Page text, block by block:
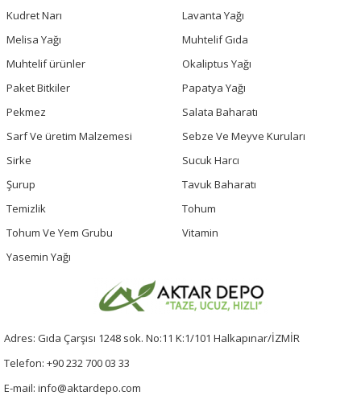
Kudret Narı
Lavanta Yağı
Melisa Yağı
Muhtelif Gıda
Muhtelif ürünler
Okaliptus Yağı
Paket Bitkiler
Papatya Yağı
Pekmez
Salata Baharatı
Sarf Ve üretim Malzemesi
Sebze Ve Meyve Kuruları
Sirke
Sucuk Harcı
Şurup
Tavuk Baharatı
Temizlik
Tohum
Tohum Ve Yem Grubu
Vitamin
Yasemin Yağı
Adres: Gıda Çarşısı 1248 sok. No:11 K:1/101 Halkapınar/İZMİR
Telefon: +90 232 700 03 33
E-mail: info@aktardepo.com